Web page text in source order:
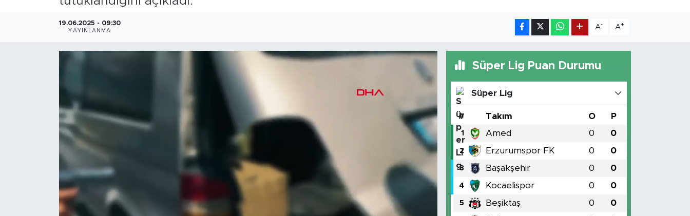
19.06.2025 - 09:30
YAYINLANMA
A- A+
Süper Lig Puan Durumu
Süper Lig
# Takım O P
1 Amed 0 0
2 Erzurumspor FK 0 0
3 Başakşehir 0 0
4 Kocaelispor 0 0
5 Beşiktaş 0 0
Kültür- Sanat
Politika
Resmi İlanlar
Turizm